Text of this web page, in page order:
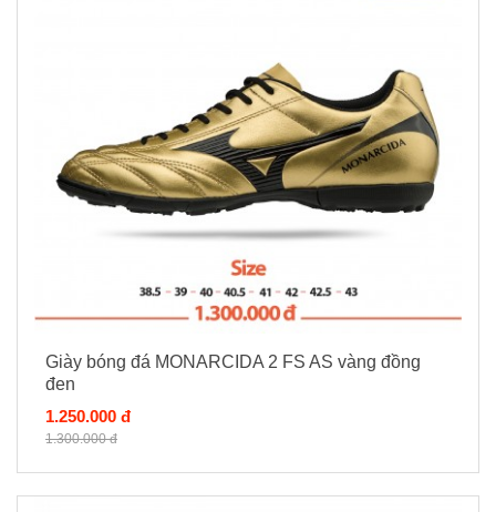
Giày bóng đá MONARCIDA 2 FS AS vàng đồng
đen
1.250.000 đ
1.300.000 đ